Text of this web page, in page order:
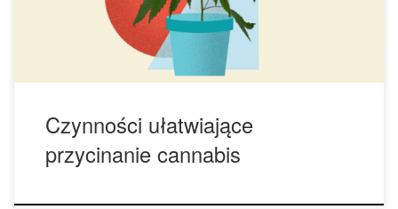
powodować może […]
Czynności ułatwiające
przycinanie cannabis